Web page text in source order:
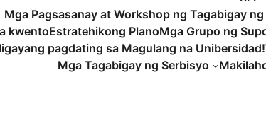
Mga Pagsasanay at Workshop ng Tagabigay
kwentoEstratehikong PlanoMga Grupo ng
pagdating sa Magulang na Unibersidad!
Mga Tagabigay ng Serbisyo